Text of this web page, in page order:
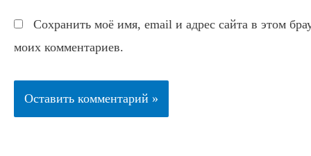
Сохранить моё имя, email и адрес сайта в этом
моих комментариев.